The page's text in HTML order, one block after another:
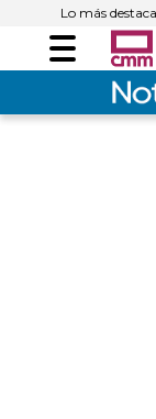
Lo más
Menú